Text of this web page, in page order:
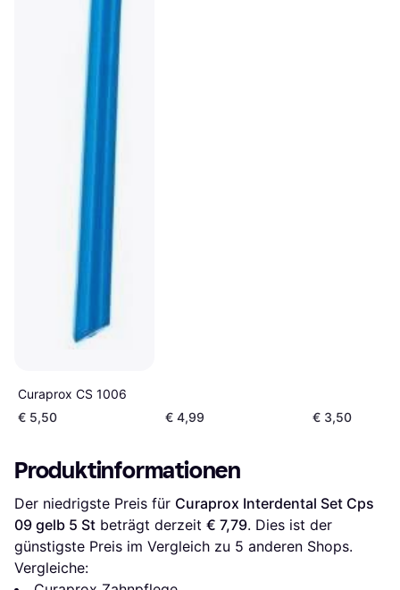
Curaprox CS 1006
€ 5,50
€ 4,99 € 3,50
Produktinformationen
Der niedrigste Preis für Curaprox Interdental Set Cps
09 gelb 5 St beträgt derzeit € 7,79. Dies ist der
günstigste Preis im Vergleich zu 5 anderen Shops.
Vergleiche: